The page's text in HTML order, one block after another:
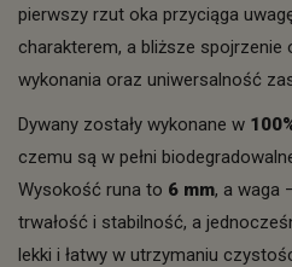
pierwszy rzut oka przyciąga
charakterem, a bliższe spojrzenie
wykonania oraz uniwersalność
Dywany zostały wykonane w
czemu są w pełni
Wysokość runa to 6 mm, a waga
trwałość i stabilność, a
lekki i łatwy w utrzymaniu